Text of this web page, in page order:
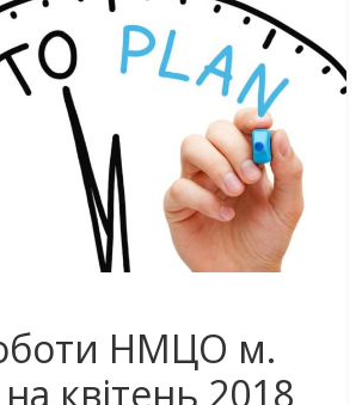
НМЦО м.
квітень 2018